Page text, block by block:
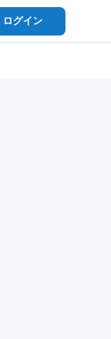
ログイン